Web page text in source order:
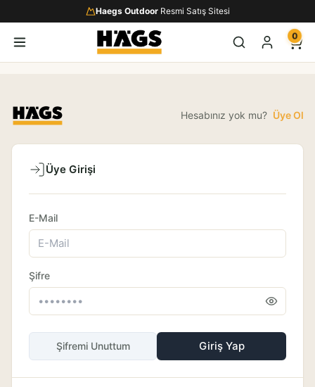
Haegs OutdoorResmi Satış Sitesi
0
Hesabınız yok mu? Üye Ol
Üye Girişi
E-Mail
Şifre
Şifremi Unuttum Giriş Yap